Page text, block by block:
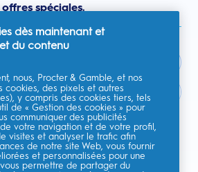
offres spéciales.
des communications personnalisées
des actualités et d'autres initiatives
dès maintenant et
du contenu
nous, Procter & Gamble, et nos
cookies, des pixels et autres
y compris des cookies tiers, tels
de « Gestion des cookies » pour
communiquer des publicités
votre navigation et de votre profil,
visites et analyser le trafic afin
de notre site Web, vous fournir
et personnalisées pour une
permettre de partager du